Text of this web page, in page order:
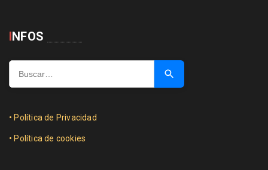
INFOS
Buscar …
• Política de Privacidad
• Política de cookies